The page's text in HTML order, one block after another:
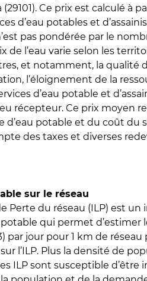
Ce prix est calculé à
d’eau potables et
pas pondérée par le
de l’eau varie selon les
et notamment, la qualité
l’éloignement de la
d’eau potable et
récepteur. Ce prix moyen
d’eau potable et du coût du
des taxes et diverses
sur le réseau
Perte du réseau (ILP) est
potable qui permet d’estimer
par jour pour 1 km de réseau
l’ILP. Plus la densité de
ILP sont susceptible d’être